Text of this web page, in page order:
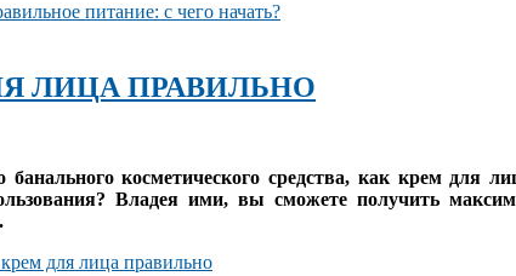
питание: с чего начать?
ЛИЦА ПРАВИЛЬНО
косметического средства, как крем для
Владея ими, вы сможете получить
для лица правильно